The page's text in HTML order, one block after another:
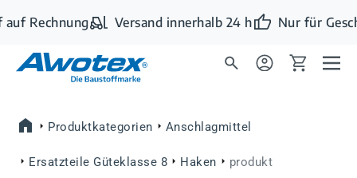
Zum Hauptinhalt springen
Rechnung Versand innerhalb 24 h Nur für
Produktkategorien Anschlagmittel
Ersatzteile Güteklasse 8 Haken produkt